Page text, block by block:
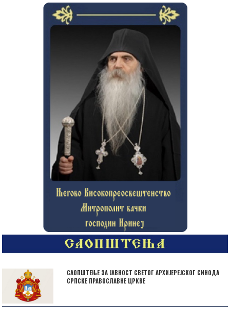
САОПШТЕЊЕ ЗА ЈАВНОСТ СВЕТОГ АРХИЈЕРЕЈСКОГ СИНОДА
СРПСКЕ ПРАВОСЛАВНЕ ЦРКВЕ